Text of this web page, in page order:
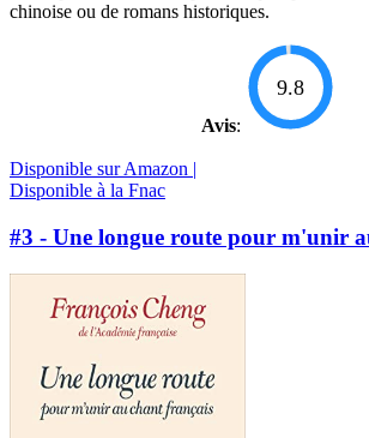
chinoise ou de romans historiques.
Avis:
9.8
Disponible sur Amazon |
Disponible à la Fnac
#3 - Une longue route pour m'unir